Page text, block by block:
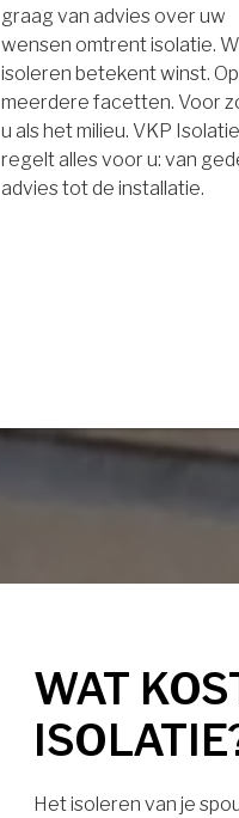
graag van advies over uw
wensen omtrent isolatie.
isoleren betekent winst. Op
meerdere facetten. Voor
u als het milieu. VKP Isolatie
regelt alles voor u: van
advies tot de installatie.
WAT
Het isoleren van je